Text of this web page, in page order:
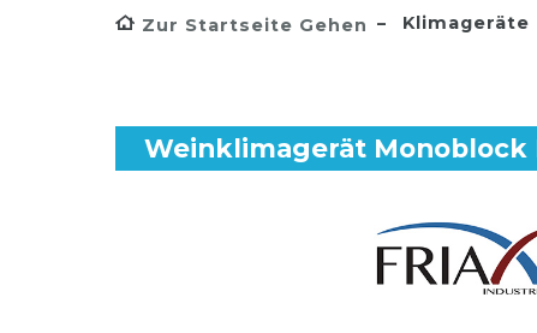
Zur Startseite Gehen Klimageräte
Weinklimagerät Monoblock